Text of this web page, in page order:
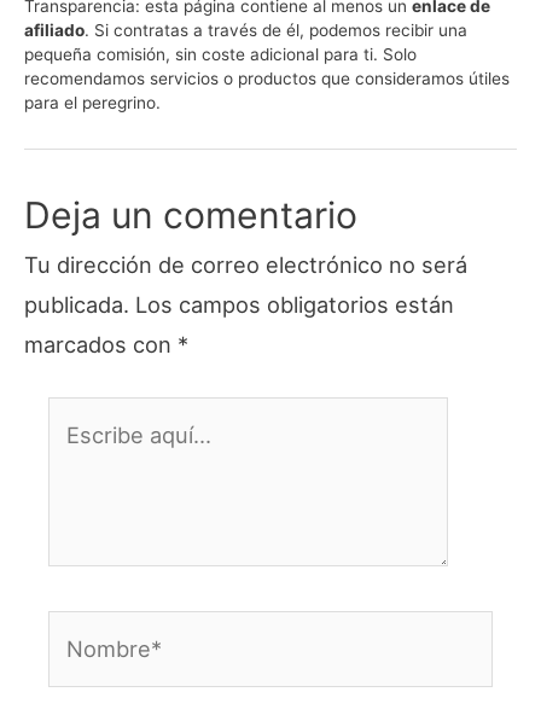
(Twitter)
Transparencia: esta página contiene al menos un enlace de
afiliado. Si contratas a través de él, podemos recibir una
pequeña comisión, sin coste adicional para ti. Solo
recomendamos servicios o productos que consideramos útiles
para el peregrino.
Deja un comentario
Tu dirección de correo electrónico no será
publicada. Los campos obligatorios están
marcados con *